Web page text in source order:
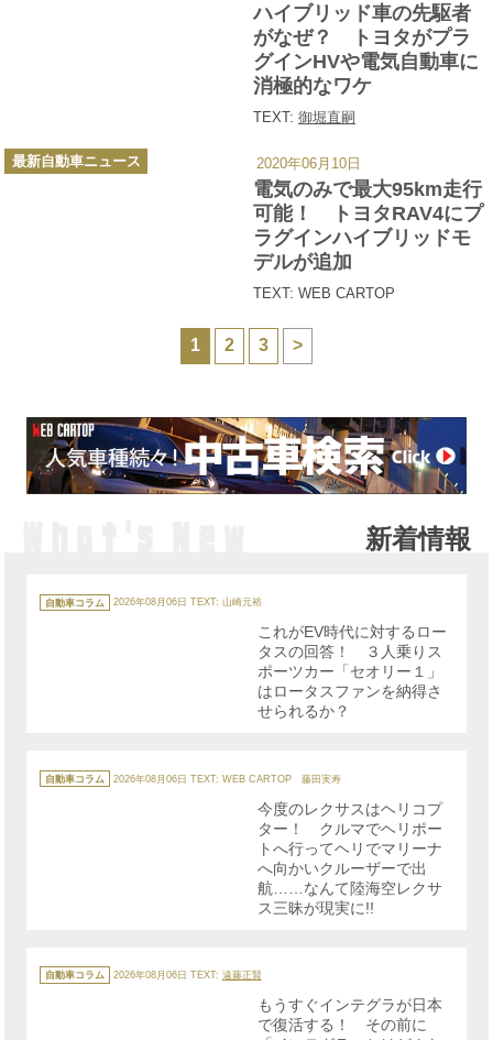
ハイブリッド車の先駆者
がなぜ？ トヨタがプラ
グインHVや電気自動車に
消極的なワケ
TEXT: 御堀直嗣
電気のみで最大95km走行
可能！ トヨタRAV4にプ
ラグインハイブリッドモ
デルが追加
TEXT: WEB CARTOP
カ
テ
最新自動車ニュース 2020年06月10日
1 2 3 >
新着情報
テ
ゴ
自動車コラム 2026年08月06日 TEXT: 山崎元裕
これがEV時代に対するロー
タスの回答！ ３人乗りス
ポーツカー「セオリー１」
はロータスファンを納得さ
せられるか？
テ
ゴ
自動車コラム 2026年08月06日 TEXT: WEB CARTOP 藤田実寿
今度のレクサスはヘリコプ
ター！ クルマでヘリポー
トへ行ってヘリでマリーナ
へ向かいクルーザーで出
航……なんて陸海空レクサ
ス三昧が現実に!!
カ
テ
ゴ
自動車コラム 2026年08月06日 TEXT: 遠藤正賢
もうすぐインテグラが日本
で復活する！ その前に